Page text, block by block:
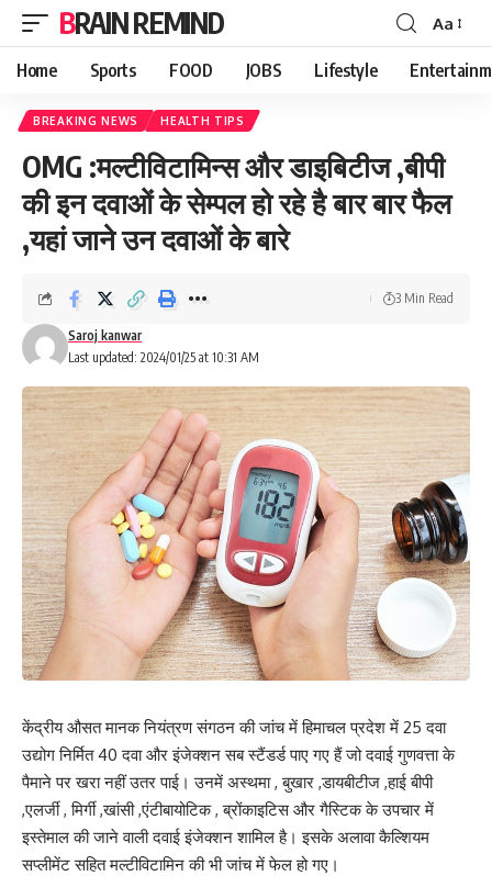
BRAIN REMIND
Font
Resizer
Aa
Home Sports FOOD JOBS Lifestyle
BREAKING NEWS HEALTH TIPS
OMG :मल्टीविटामिन्स और डाइबिटीज ,बीपी
की इन दवाओं के सेम्पल हो रहे है बार बार फैल
,यहां जाने उन दवाओं के बारे
Last updated: 2024/01/25 at 10:31 AM
Saroj kanwar
3 Min Read
केंद्रीय औसत मानक नियंत्रण संगठन की जांच में हिमाचल प्रदेश में 25 दवा
उद्योग निर्मित 40 दवा और इंजेक्शन सब स्टैंडर्ड पाए गए हैं जो दवाई गुणवत्ता के
पैमाने पर खरा नहीं उतर पाई। उनमें अस्थमा , बुखार ,डायबीटीज ,हाई बीपी
,एलर्जी , मिर्गी ,खांसी ,एंटीबायोटिक , ब्रोंकाइटिस और गैस्टिक के उपचार में
इस्तेमाल की जाने वाली दवाई इंजेक्शन शामिल है। इसके अलावा कैल्शियम
सप्लीमेंट सहित मल्टीविटामिन की भी जांच में फेल हो गए।